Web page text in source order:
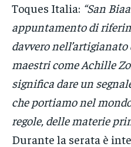
Toques Italia: “San
appuntamento di
davvero
maestri come Achille
significa dare un
che portiamo nel
regole, delle materie
Durante la serata è